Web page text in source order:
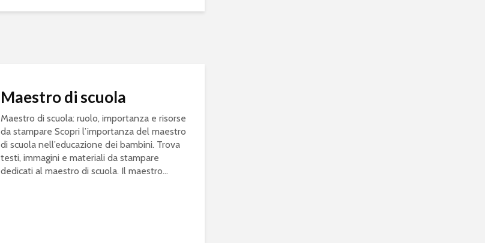
Maestro di scuola
Maestro di scuola: ruolo, importanza e risorse
da stampare Scopri l’importanza del maestro
di scuola nell’educazione dei bambini. Trova
testi, immagini e materiali da stampare
dedicati al maestro di scuola. Il maestro...